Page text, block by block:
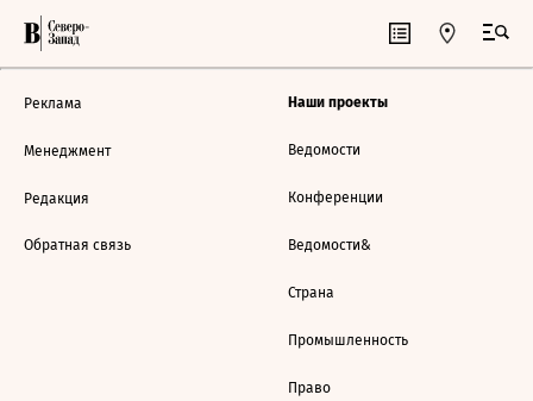
Реклама
Менеджмент
Редакция
Обратная связь
Наши проекты
Ведомости
Конференции
Ведомости&
Страна
Промышленность
Право